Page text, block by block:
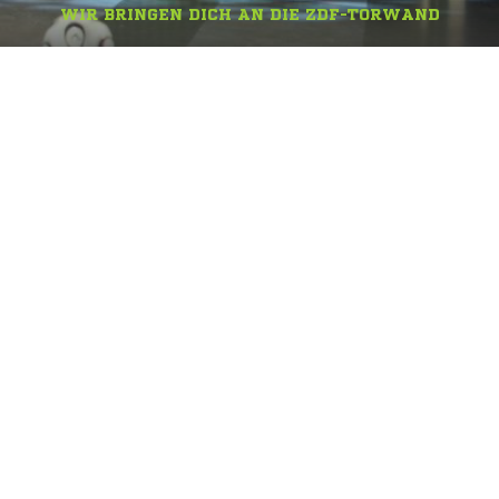
WIR BRINGEN DICH AN DIE ZDF-TORWAND